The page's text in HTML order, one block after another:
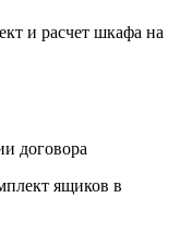
и расчет шкафа на
договора
ящиков в